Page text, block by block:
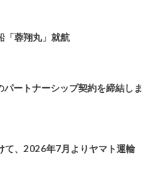
「蓉翔丸」就航
ートナーシップ契約を締結しま
て、2026年7月よりヤマト運輸